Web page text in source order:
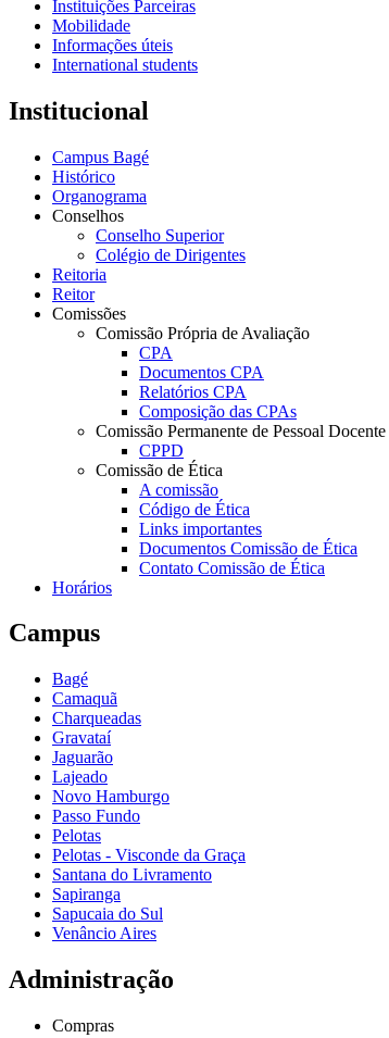
Instituições Parceiras
Mobilidade
Informações úteis
International students
Institucional
Campus Bagé
Histórico
Organograma
Conselhos
Conselho Superior
Colégio de Dirigentes
Reitoria
Reitor
Comissões
Comissão Própria de Avaliação
CPA
Documentos CPA
Relatórios CPA
Composição das CPAs
Comissão Permanente de Pessoal Docente
CPPD
Comissão de Ética
A comissão
Código de Ética
Links importantes
Documentos Comissão de Ética
Contato Comissão de Ética
Horários
Campus
Bagé
Camaquã
Charqueadas
Gravataí
Jaguarão
Lajeado
Novo Hamburgo
Passo Fundo
Pelotas
Pelotas - Visconde da Graça
Santana do Livramento
Sapiranga
Sapucaia do Sul
Venâncio Aires
Administração
Compras